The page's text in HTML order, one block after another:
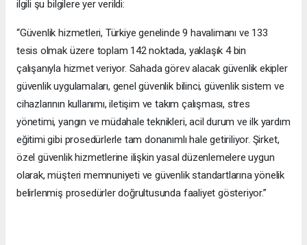
ilgili şu bilgilere yer verildi:
“Güvenlik hizmetleri, Türkiye genelinde 9 havalimanı ve 133
tesis olmak üzere toplam 142 noktada, yaklaşık 4 bin
çalışanıyla hizmet veriyor. Sahada görev alacak güvenlik ekipler
güvenlik uygulamaları, genel güvenlik bilinci, güvenlik sistem ve
cihazlarının kullanımı, iletişim ve takım çalışması, stres
yönetimi, yangın ve müdahale teknikleri, acil durum ve ilk yardım
eğitimi gibi prosedürlerle tam donanımlı hale getiriliyor. Şirket,
özel güvenlik hizmetlerine ilişkin yasal düzenlemelere uygun
olarak, müşteri memnuniyeti ve güvenlik standartlarına yönelik
belirlenmiş prosedürler doğrultusunda faaliyet gösteriyor.”